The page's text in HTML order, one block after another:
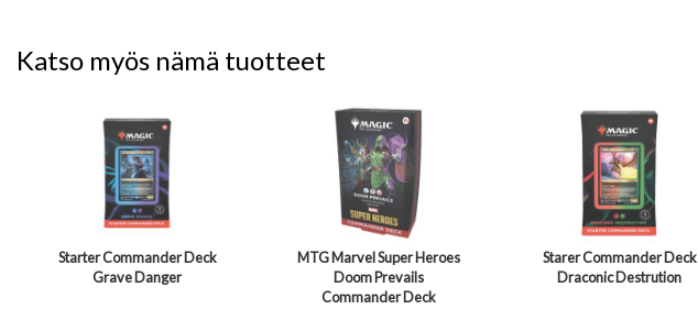
Katso myös nämä tuotteet
Starter Commander Deck
Grave Danger
MTG Marvel Super Heroes
Doom Prevails
Commander Deck
Starer Commander Deck
Draconic Destrution